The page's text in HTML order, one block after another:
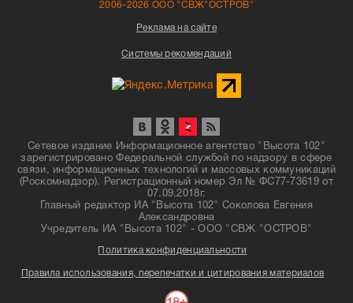
2006-2026 ООО "СВЖ"ОСТРОВ"
Реклама на сайте
Системы рекомендаций
Сетевое издание Информационное агентство "Высота 102"
зарегистрировано Федеральной службой по надзору в сфере
связи, информационных технологий и массовых коммуникаций
(Роскомнадзор). Регистрационный номер Эл № ФС77-73619 от
07.09.2018г.
Главный редактор ИА "Высота 102" Соколова Евгения
Александровна
Учредитель ИА "Высота 102" - ООО "СВЖ "ОСТРОВ"
Политика конфиденциальности
Правила использования, перепечатки и цитирования материалов